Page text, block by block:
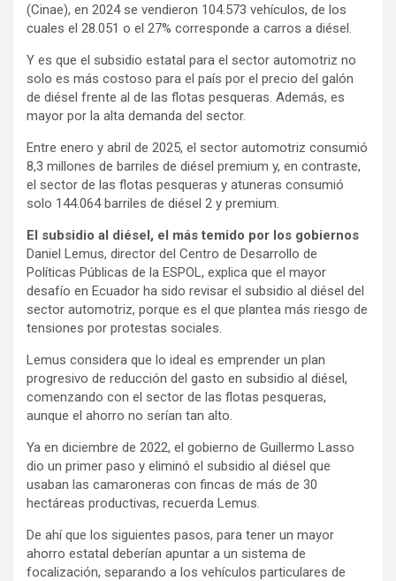
(Cinae), en 2024 se vendieron 104.573 vehículos, de los
cuales el 28.051 o el 27% corresponde a carros a diésel.
Y es que el subsidio estatal para el sector automotriz no
solo es más costoso para el país por el precio del galón
de diésel frente al de las flotas pesqueras. Además, es
mayor por la alta demanda del sector.
Entre enero y abril de 2025, el sector automotriz consumió
8,3 millones de barriles de diésel premium y, en contraste,
el sector de las flotas pesqueras y atuneras consumió
solo 144.064 barriles de diésel 2 y premium.
El subsidio al diésel, el más temido por los gobiernos
Daniel Lemus, director del Centro de Desarrollo de
Políticas Públicas de la ESPOL, explica que el mayor
desafío en Ecuador ha sido revisar el subsidio al diésel del
sector automotriz, porque es el que plantea más riesgo de
tensiones por protestas sociales.
Lemus considera que lo ideal es emprender un plan
progresivo de reducción del gasto en subsidio al diésel,
comenzando con el sector de las flotas pesqueras,
aunque el ahorro no serían tan alto.
Ya en diciembre de 2022, el gobierno de Guillermo Lasso
dio un primer paso y eliminó el subsidio al diésel que
usaban las camaroneras con fincas de más de 30
hectáreas productivas, recuerda Lemus.
De ahí que los siguientes pasos, para tener un mayor
ahorro estatal deberían apuntar a un sistema de
focalización, separando a los vehículos particulares de